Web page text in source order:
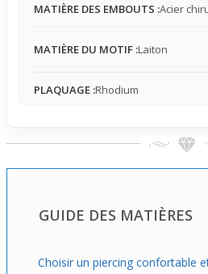
tout le haut de l’oreille.
MATIÈRE DES EMBOUTS :Acier
MATIÈRE DU MOTIF :Laiton
PLAQUAGE :Rhodium
GUIDE DES MATIÈRES
Choisir un piercing confortable